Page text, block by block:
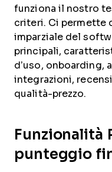
funziona il nostro
criteri. Ci permette
imparziale del
principali,
d’uso, onboarding,
integrazioni,
qualità-prezzo.
Funzionalità
punteggio